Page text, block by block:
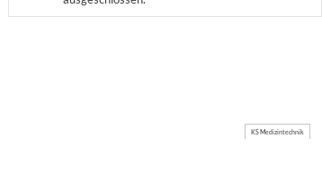
KS Medizintechnik